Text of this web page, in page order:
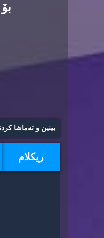
بینین و ته‌ماشا
ریكلام